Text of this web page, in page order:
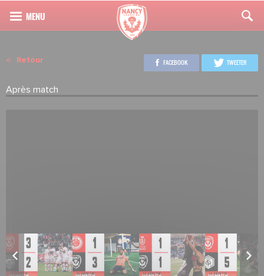
Retour
Après match
FACEBOOK TWEETER